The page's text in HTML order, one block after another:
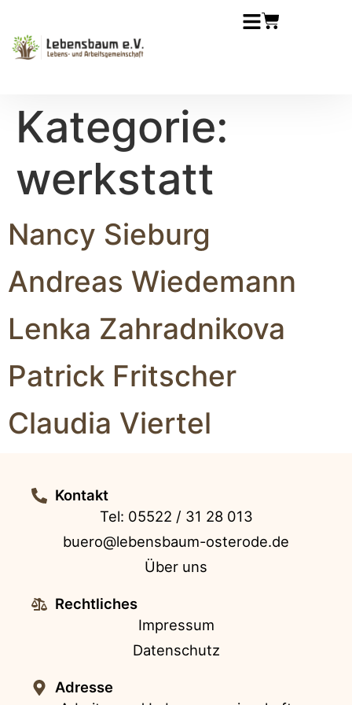
Kategorie:
werkstatt
Nancy Sieburg
Andreas Wiedemann
Lenka Zahradnikova
Patrick Fritscher
Claudia Viertel
Kontakt
Tel: 05522 / 31 28 013
buero@lebensbaum-osterode.de
Über uns
Rechtliches
Impressum
Datenschutz
Adresse